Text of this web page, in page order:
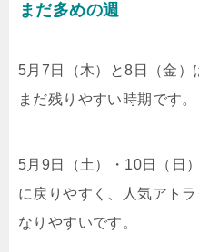
まだ多めの週
5月7日（木）と8日（金
まだ残りやすい時期です。
5月9日（土）・10日（日
に戻りやすく、人気アト
なりやすいです。